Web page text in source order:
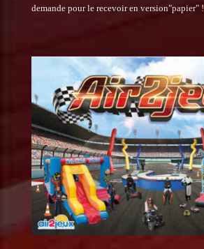
demande pour le recevoir en version"papier" !